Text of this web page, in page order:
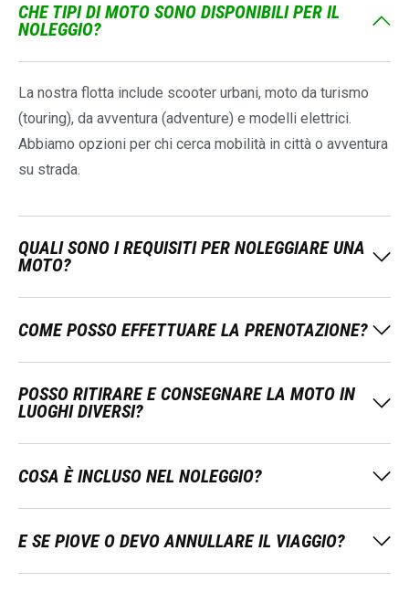
CHE TIPI DI MOTO SONO DISPONIBILI PER IL
NOLEGGIO?
La nostra flotta include scooter urbani, moto da turismo
(touring), da avventura (adventure) e modelli elettrici.
Abbiamo opzioni per chi cerca mobilità in città o avventura
su strada.
QUALI SONO I REQUISITI PER NOLEGGIARE UNA
MOTO?
COME POSSO EFFETTUARE LA PRENOTAZIONE?
POSSO RITIRARE E CONSEGNARE LA MOTO IN
LUOGHI DIVERSI?
COSA È INCLUSO NEL NOLEGGIO?
E SE PIOVE O DEVO ANNULLARE IL VIAGGIO?